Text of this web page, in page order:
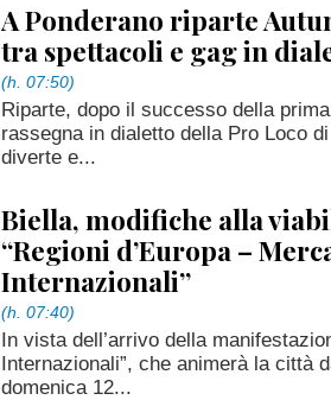
A Ponderano riparte
tra spettacoli e gag in
(h. 07:50)
Riparte, dopo il successo della
rassegna in dialetto della Pro Loco
diverte e...
Biella, modifiche alla
“Regioni d’Europa –
Internazionali”
(h. 07:40)
In vista dell’arrivo della
Internazionali”, che animerà la città
domenica 12...